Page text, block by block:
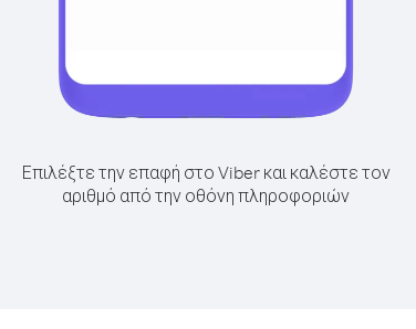
Επιλέξτε την επαφή στο Viber και καλέστε τον
αριθμό από την οθόνη πληροφοριών